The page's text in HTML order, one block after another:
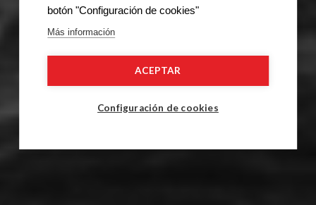
botón "Configuración de cookies"
Más información
ACEPTAR
Configuración de cookies